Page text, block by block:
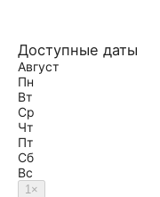
Доступные даты
Август
Пн
Вт
Ср
Чт
Пт
Сб
Вс
1×